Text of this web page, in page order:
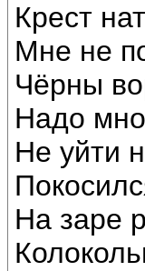
Крест
Мне не
Чёрны
Надо
Не уйти
На заре